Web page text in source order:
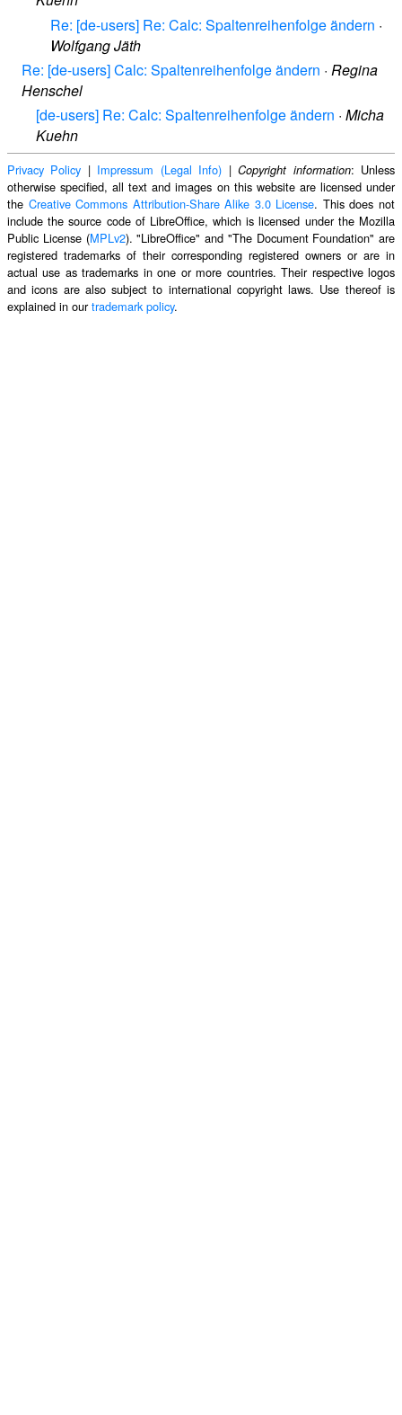
Re: [de-users] Re: Calc: Spaltenreihenfolge ändern ·
Wolfgang Jäth
Re: [de-users] Calc: Spaltenreihenfolge ändern · Regina
Henschel
[de-users] Re: Calc: Spaltenreihenfolge ändern · Micha
Kuehn
Privacy Policy | Impressum (Legal Info) |Copyright information: Unless
otherwise specified, all text and images on this website are licensed under
the Creative Commons Attribution-Share Alike 3.0 License. This does not
include the source code of LibreOffice, which is licensed under the Mozilla
Public License (MPLv2). "LibreOffice" and "The Document Foundation" are
registered trademarks of their corresponding registered owners or are in
actual use as trademarks in one or more countries. Their respective logos
and icons are also subject to international copyright laws. Use thereof is
explained in ourtrademark policy.